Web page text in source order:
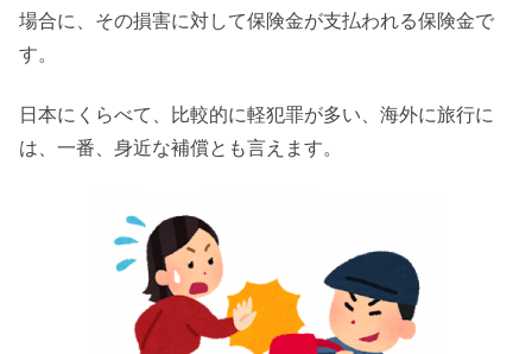
場合に、その損害に対して保険金が支払われる保険金で
す。
日本にくらべて、比較的に軽犯罪が多い、海外に旅行に
は、一番、身近な補償とも言えます。